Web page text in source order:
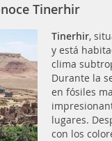
Tinerhir
Tinerhir,
y está
clima
Durante la
en fósiles
lugares.
con los